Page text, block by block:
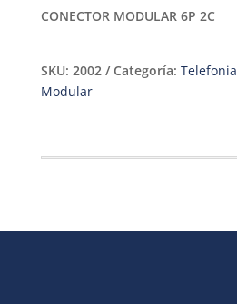
CONECTOR MODULAR 6P 2C
SKU: 2002 Categoría: Telefonia
Modular